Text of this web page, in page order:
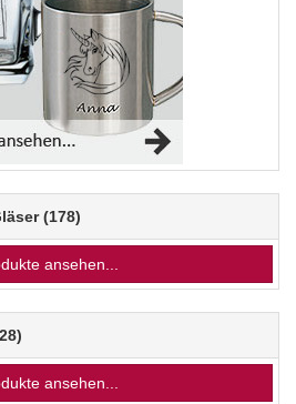
(178)
ansehen...
ansehen...